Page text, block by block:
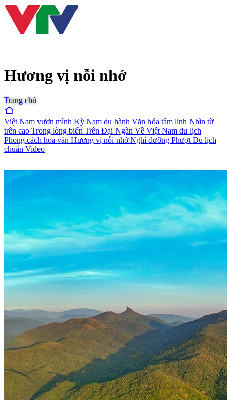
Hương vị nỗi nhớ
Trang chủ
Việt Nam vươn mình Kỳ Nam du hành Văn hóa tâm linh Nhìn từ
trên cao Trong lòng biển Trên Đại Ngàn Về Việt Nam du lịch
Phong cách hoa văn Hương vị nỗi nhớNghỉ dưỡng Phượt Du lịch
chuẩn Video